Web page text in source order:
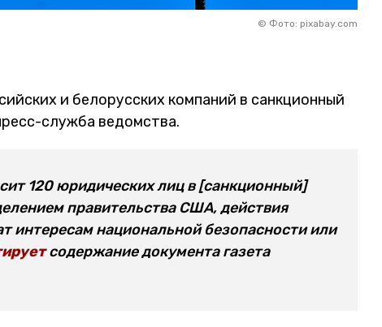
© Фото: pixabay.com
и белорусских компаний в санкционный
служба ведомства.
120 юридических лиц в [санкционный]
правительства США, действия
интересам национальной безопасности или
содержание документа газета